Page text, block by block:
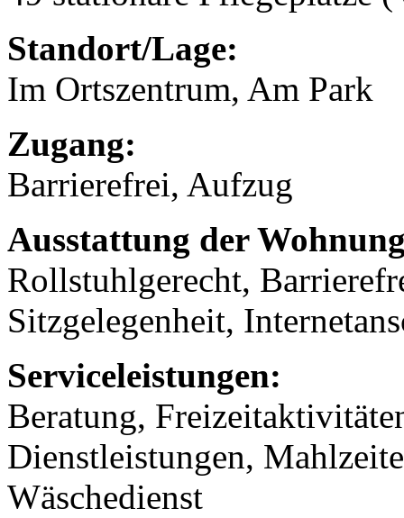
Standort/Lage:
Im Ortszentrum, Am Park
Zugang:
Barrierefrei, Aufzug
Ausstattung der
Rollstuhlgerecht,
Sitzgelegenheit,
Serviceleistungen:
Beratung,
Dienstleistungen,
Wäschedienst